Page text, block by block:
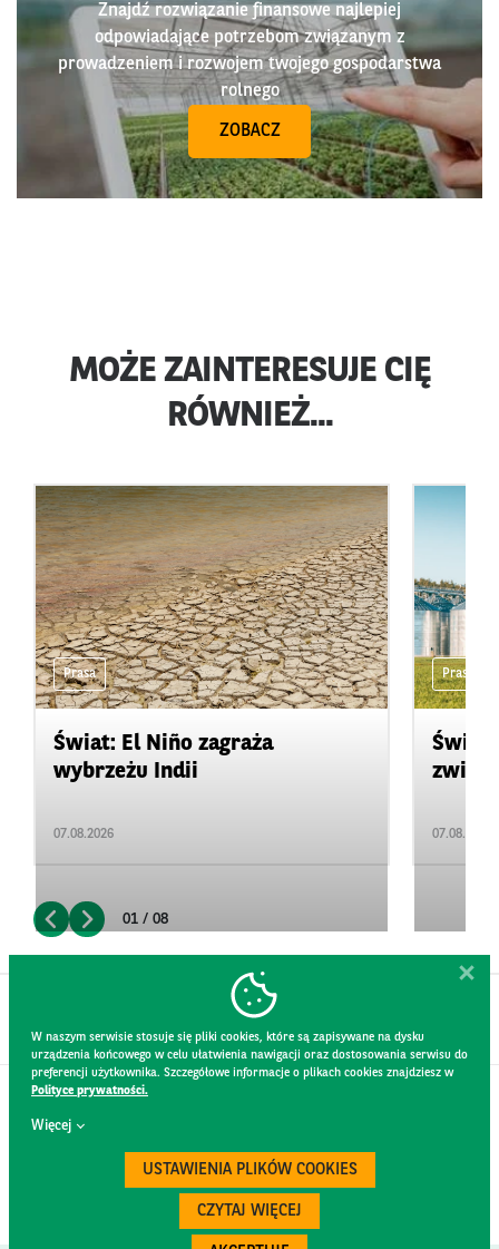
Znajdź rozwiązanie finansowe najlepiej
odpowiadające potrzebom związanym z
prowadzeniem i rozwojem twojego gospodarstwa
rolnego
ZOBACZ
MOŻE ZAINTERESUJE CIĘ
RÓWNIEŻ...
Prasa
Świat: El Niño zagraża
wybrzeżu Indii
07.08.2026
Prasa
07.08.2026
01 / 08
W naszym serwisie stosuje się pliki cookies, które są zapisywane na dysku
urządzenia końcowego w celu ułatwienia nawigacji oraz dostosowania serwisu do
preferencji użytkownika. Szczegółowe informacje o plikach cookies znajdziesz w
Polityce prywatności.
Więcej
USTAWIENIA PLIKÓW COOKIES
CZYTAJ WIĘCEJ
KONTAKT
REGULAMIN STRONY
POLITYKA PRYWATNOŚCI